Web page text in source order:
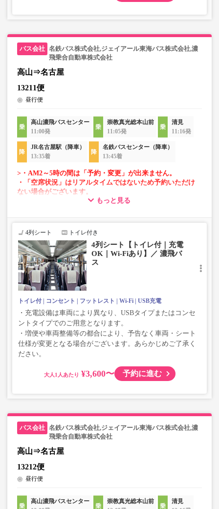
名鉄バス株式会社,ジェイアール東海バス株式会社,濃
飛乗合自動車株式会社
高山⇒名古屋
13211便
昼行便
高山濃飛バスセンター
11:00発
崇教真光総本山前
11:05発
清見
11:16発
JR名古屋駅（降車）
13:35着
名鉄バスセンター（降車）
13:45着
>・AM2～5時の間は「予約・変更」が出来ません。
・「空席状況」はリアルタイムではないため予約いただけ
ない場合がございます。
・車両は予告なく変更となる場合がございます。これに伴
で、あらかじめご了承ください。
もっと見る
4列シート トイレ付き
4列シート【トイレ付｜充電
OK｜Wi-Fiあり】／ 濃飛バ
ス
トイレ付 コンセント フットレスト Wi-Fi USB充電
・充電設備は車両により異なり、USBタイプまたはコンセ
ントタイプでのご用意となります。
・増便や車両整備等の都合により、予告なく車両・シート
仕様が変更となる場合がございます。あらかじめご了承く
ださい。
大人 ¥3,600〜 予約に進む
名鉄バス株式会社,ジェイアール東海バス株式会社,濃
飛乗合自動車株式会社
高山⇒名古屋
13212便
昼行便
高山濃飛バスセンター
崇教真光総本山前
清見